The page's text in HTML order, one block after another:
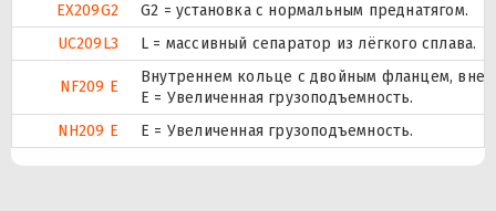
EX209G2
G2 = установка с нормальным преднатягом.
UC209L3
L = массивный сепаратор из лёгкого сплава.
NF209 E
Внутреннем кольце с двойным фланцем,
Е = Увеличенная грузоподъемность.
NH209 E
Е = Увеличенная грузоподъемность.